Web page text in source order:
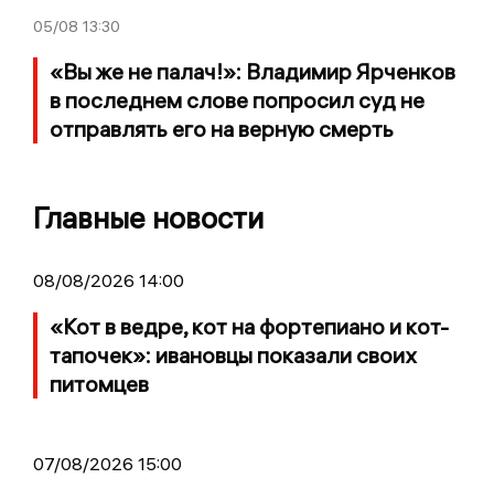
05/08 13:30
«Вы же не палач!»: Владимир Ярченков
в последнем слове попросил суд не
отправлять его на верную смерть
Главные новости
08/08/2026 14:00
«Кот в ведре, кот на фортепиано и кот-
тапочек»: ивановцы показали своих
питомцев
07/08/2026 15:00